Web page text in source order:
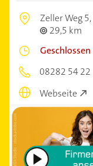
Zeller Weg 5,
29,5 km
Geschlossen
08282 54 22
Webseite